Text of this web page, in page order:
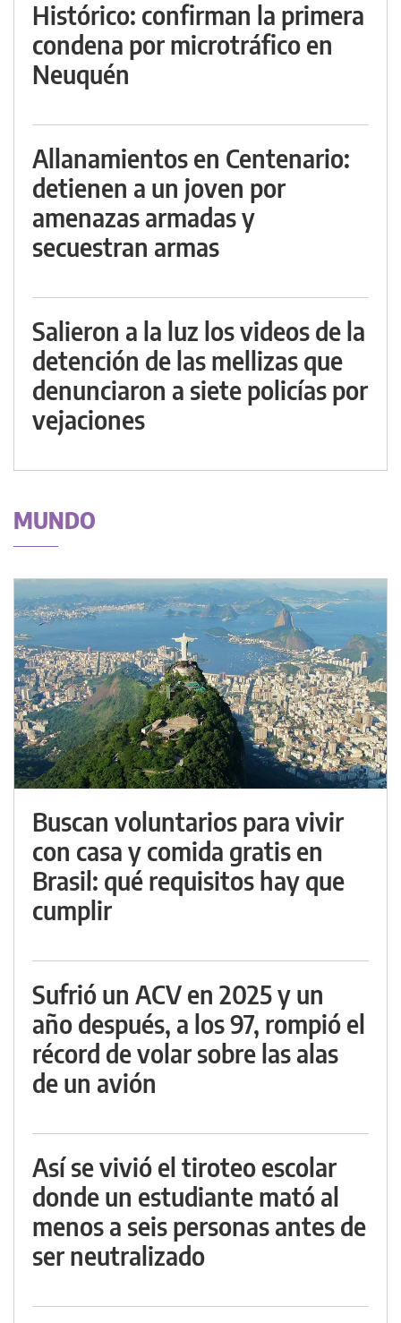
Histórico: confirman la primera
condena por microtráfico en
Neuquén
Allanamientos en Centenario:
detienen a un joven por
amenazas armadas y
secuestran armas
Salieron a la luz los videos de la
detención de las mellizas que
denunciaron a siete policías por
vejaciones
MUNDO
Buscan voluntarios para vivir
con casa y comida gratis en
Brasil: qué requisitos hay que
cumplir
Sufrió un ACV en 2025 y un
año después, a los 97, rompió el
récord de volar sobre las alas
de un avión
Así se vivió el tiroteo escolar
donde un estudiante mató al
menos a seis personas antes de
ser neutralizado